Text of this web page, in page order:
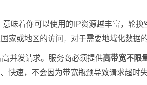
意味着你可以使用的IP资源越丰富，轮换
家或地区的访问，对于需要地域化数据
并发请求。服务商必须提供高带宽不限
快速，不会因为带宽瓶颈导致请求超时失